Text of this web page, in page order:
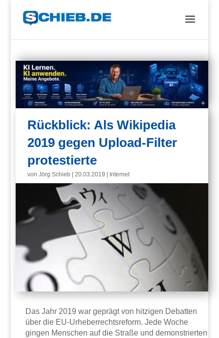
Rückblick: Als Wikipedia
2019 gegen Upload-Filter
protestierte
vonJörg Schieb |20.03.2019 Internet
Das Jahr 2019 war geprägt von hitzigen Debatten
über die EU-Urheberrechtsreform. Jede Woche
gingen Menschen auf die Straße und demonstrierten